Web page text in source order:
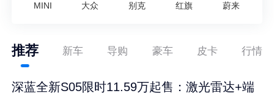
MINI 大众 别克 红旗 蔚来
推荐 新车 导购 豪车 皮卡 行情
深蓝全新S05限时11.59万起售：激光雷达+端